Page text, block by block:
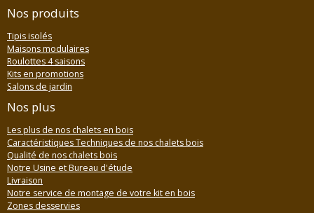
Nos produits
Tipis isolés
Maisons modulaires
Roulottes 4 saisons
Kits en promotions
Salons de jardin
Nos plus
Les plus de nos chalets en bois
Caractéristiques Techniques de nos chalets bois
Qualité de nos chalets bois
Notre Usine et Bureau d'étude
Livraison
Notre service de montage de votre kit en bois
Zones desservies